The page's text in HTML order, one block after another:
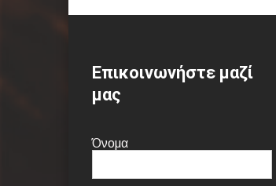
Επικοινωνήστε μαζί
μας
Όνομα